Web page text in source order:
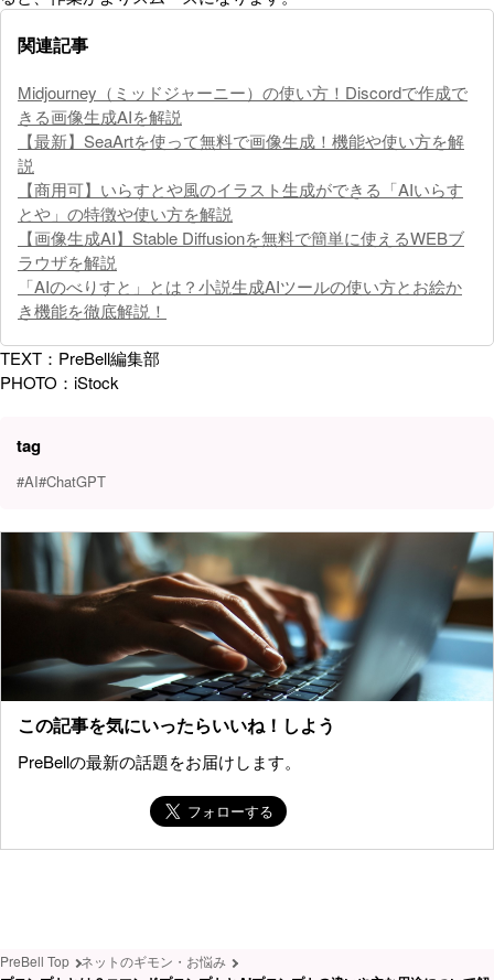
関連記事
Midjourney（ミッドジャーニー）の使い方！Discordで作成で
きる画像生成AIを解説
【最新】SeaArtを使って無料で画像生成！機能や使い方を解
説
【商用可】いらすとや風のイラスト生成ができる「AIいらす
とや」の特徴や使い方を解説
【画像生成AI】Stable Diffusionを無料で簡単に使えるWEBブ
ラウザを解説
「AIのべりすと」とは？小説生成AIツールの使い方とお絵か
き機能を徹底解説！
TEXT：PreBell編集部
PHOTO：iStock
tag
#AI#ChatGPT
この記事を気にいったらいいね！しよう
PreBellの最新の話題をお届けします。
PreBell Top ネットのギモン・お悩み